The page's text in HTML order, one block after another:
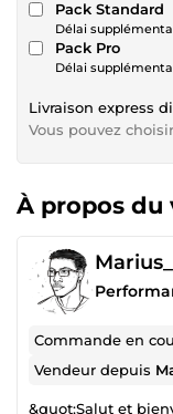
Pack Standard
Délai
Pack Pro
Délai
Livraison express
Vous pouvez
À propos du
Commande en
Vendeur depuis
&quot;Salut et